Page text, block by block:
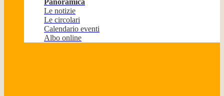
Panoramica
Le notizie
Le circolari
Calendario eventi
Albo online